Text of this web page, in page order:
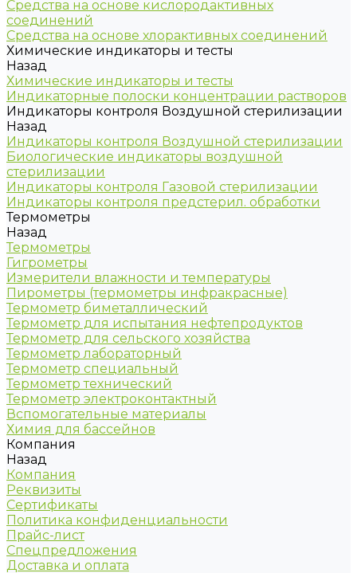
Средства на основе кислородактивных
соединений
Средства на основе хлорактивных соединений
Химические индикаторы и тесты
Назад
Химические индикаторы и тесты
Индикаторные полоски концентрации растворов
Индикаторы контроля Воздушной стерилизации
Назад
Индикаторы контроля Воздушной стерилизации
Биологические индикаторы воздушной
стерилизации
Индикаторы контроля Газовой стерилизации
Индикаторы контроля предстерил. обработки
Термометры
Назад
Термометры
Гигрометры
Измерители влажности и температуры
Пирометры (термометры инфракрасные)
Термометр биметаллический
Термометр для испытания нефтепродуктов
Термометр для сельского хозяйства
Термометр лабораторный
Термометр специальный
Термометр технический
Термометр электроконтактный
Вспомогательные материалы
Химия для бассейнов
Компания
Назад
Компания
Реквизиты
Сертификаты
Политика конфиденциальности
Прайс-лист
Спецпредложения
Доставка и оплата